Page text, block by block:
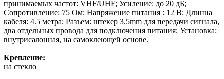
принимаемых частот: VHF/UHF; Усиление: до 20 дБ;
Сопротивление: 75 Ом; Напряжение питания : 12 В; Длинна
кабеля: 4.5 метра; Разъем: штекер 3.5mm для передачи сигнала,
два отдельных провода для подключения питания; Установка:
внутрисалонная, на самоклеющей основе.
Крепление:
на стекло